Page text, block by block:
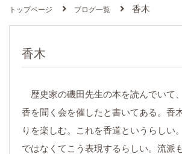
トップページ ブログ一覧 香木
香木
歴史家の磯田先生の本を読んでいて
香を聞く会を催したと書いてある。香
りを楽しむ。これを香道というらしい
ではなくてこう表現するらしい。流派